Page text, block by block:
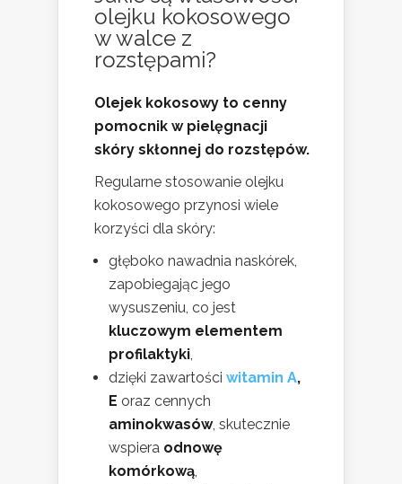
olejku kokosowego
w walce z
rozstępami?
Olejek kokosowy to cenny
pomocnik w pielęgnacji
skóry skłonnej do rozstępów.
Regularne stosowanie olejku
kokosowego przynosi wiele
korzyści dla skóry:
głęboko nawadnia naskórek,
zapobiegając jego
wysuszeniu, co jest
kluczowym elementem
profilaktyki,
dzięki zawartości witamin A,
E oraz cennych
aminokwasów, skutecznie
wspiera odnowę
komórkową,